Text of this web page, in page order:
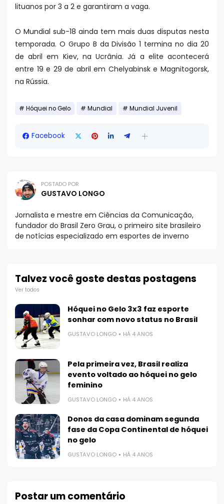
lituanos por 3 a 2 e garantiram a vaga.
O Mundial sub-18 ainda tem mais duas disputas nesta
temporada. O Grupo B da Divisão 1 termina no dia 20
de abril em Kiev, na Ucrânia. Já a elite acontecerá
entre 19 e 29 de abril em Chelyabinsk e Magnitogorsk,
na Rússia.
Hóquei no Gelo Mundial Mundial Juvenil
Facebook
POSTADO POR
GUSTAVO LONGO
Jornalista e mestre em Ciências da Comunicação,
fundador do Brasil Zero Grau, o primeiro site brasileiro
de notícias especializado em esportes de inverno
Talvez você goste destas postagens
Ver todos
Hóquei no Gelo 3x3 faz esporte
sonhar com novo status no Brasil
GUSTAVO LONGO HÁ 4 ANOS
Pela primeira vez, Brasil realiza
evento voltado ao hóquei no gelo
feminino
GUSTAVO LONGO HÁ 4 ANOS
Donos da casa dominam segunda
fase da Copa Continental de hóquei
no gelo
GUSTAVO LONGO HÁ 4 ANOS
Postar um comentário